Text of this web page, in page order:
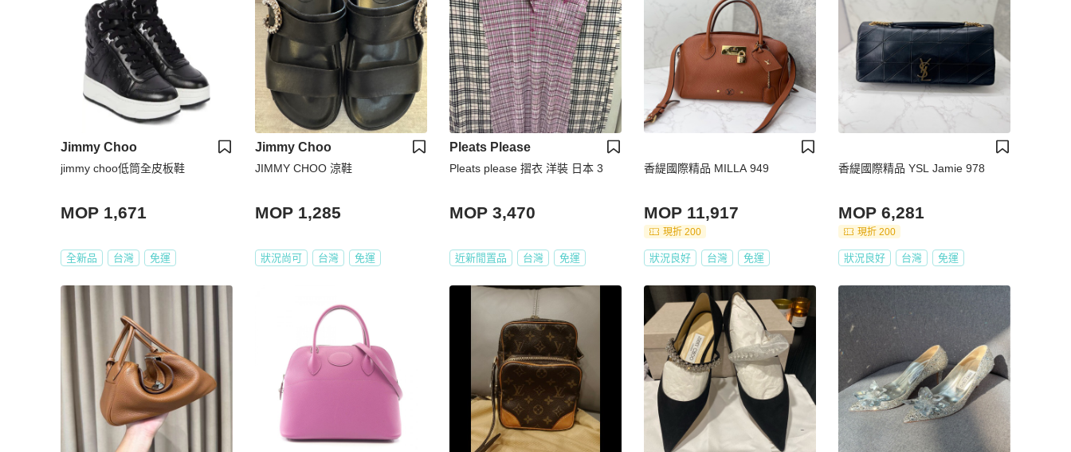
Jimmy Choo
jimmy choo低筒全皮板鞋
MOP 1,671
全新品 台灣 免運
Jimmy Choo
JIMMY CHOO 涼鞋
MOP 1,285
狀況尚可 台灣 免運
Pleats Please
Pleats please 摺衣 洋裝 日本 3
MOP 3,470
近新閒置品 台灣 免運
香緹國際精品 MILLA 949
MOP 11,917
現折 200
狀況良好 台灣 免運
香緹國際精品 YSL Jamie 978
MOP 6,281
現折 200
狀況良好 台灣 免運